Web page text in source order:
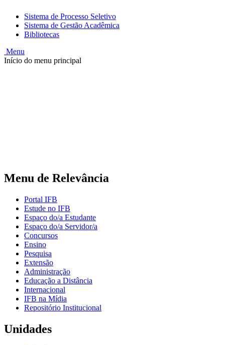
Sistema de Processo Seletivo
Sistema de Gestão Acadêmica
Bibliotecas
Menu
Início do menu principal
Menu de Relevância
Portal IFB
Estude no IFB
Espaço do/a Estudante
Espaço do/a Servidor/a
Concursos
Ensino
Pesquisa
Extensão
Administração
Educação a Distância
Internacional
IFB na Mídia
Repositório Institucional
Unidades